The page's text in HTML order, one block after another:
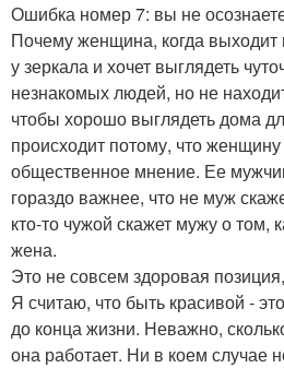
Ошибка номер 7: вы не
Почему женщина, когда выходит
у зеркала и хочет выглядеть
незнакомых людей, но не
чтобы хорошо выглядеть дома
происходит потому, что
общественное мнение. Ее
гораздо важнее, что не муж
кто-то чужой скажет мужу о том,
жена.
Это не совсем здоровая
Я считаю, что быть красивой -
до конца жизни. Неважно,
она работает. Ни в коем случае